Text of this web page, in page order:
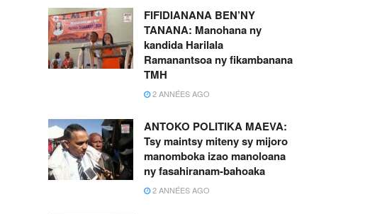
FIFIDIANANA BEN’NY
TANANA: Manohana ny
kandida Harilala
Ramanantsoa ny fikambanana
TMH
2 ANNÉES AGO
ANTOKO POLITIKA MAEVA:
Tsy maintsy miteny sy mijoro
manomboka izao manoloana
ny fasahiranam-bahoaka
2 ANNÉES AGO